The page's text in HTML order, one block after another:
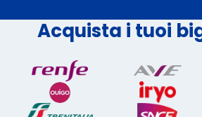
Acquista i tuoi